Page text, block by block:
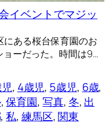
イベントでマジッ
にある桜台保育園のお
ーだった。時間は9…
, 4歳児, 5歳児, 6歳
, 保育園, 写真, 冬, 出
, 私, 練馬区, 関東